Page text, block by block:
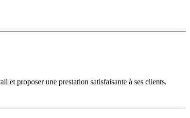
et proposer une prestation satisfaisante à ses clients.